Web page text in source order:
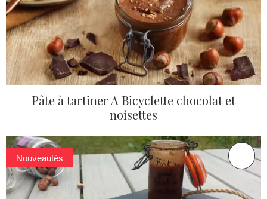
Pâte à tartiner A Bicyclette chocolat et
noisettes
Nouveautés